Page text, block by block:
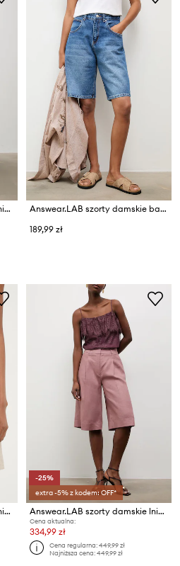
Answear.LAB szorty damskie lniane
Answear.LAB szorty damskie bawełniane
189,99 zł
Answear.LAB szorty damskie lniane
-25%
extra -5% z kodem: OFF*
Answear.LAB szorty damskie lniane
Cena aktualna:
334,99 zł
Cena regularna:449,99 zł
Najniższa cena:449,99 zł